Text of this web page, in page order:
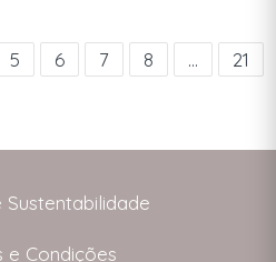
5 6 7 8 …
21
Sustentabilidade
e Condições